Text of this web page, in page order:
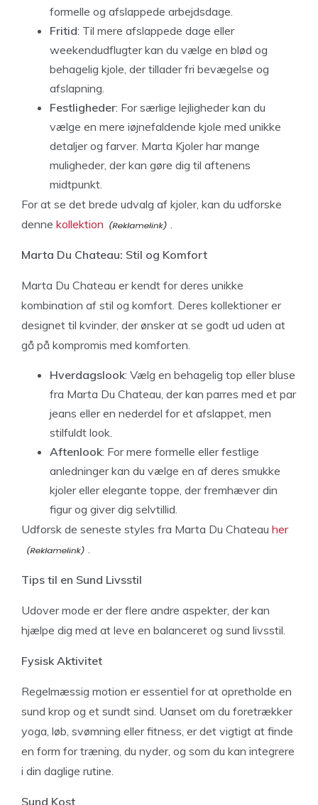
formelle og afslappede arbejdsdage.
Fritid: Til mere afslappede dage eller
weekendudflugter kan du vælge en blød og
behagelig kjole, der tillader fri bevægelse og
afslapning.
Festligheder: For særlige lejligheder kan du
vælge en mere iøjnefaldende kjole med unikke
detaljer og farver. Marta Kjoler har mange
muligheder, der kan gøre dig til aftenens
midtpunkt.
For at se det brede udvalg af kjoler, kan du udforske
denne kollektion .
Marta Du Chateau: Stil og Komfort
Marta Du Chateau er kendt for deres unikke
kombination af stil og komfort. Deres kollektioner er
designet til kvinder, der ønsker at se godt ud uden at
gå på kompromis med komforten.
Hverdagslook: Vælg en behagelig top eller bluse
fra Marta Du Chateau, der kan parres med et par
jeans eller en nederdel for et afslappet, men
stilfuldt look.
Aftenlook: For mere formelle eller festlige
anledninger kan du vælge en af deres smukke
kjoler eller elegante toppe, der fremhæver din
figur og giver dig selvtillid.
Udforsk de seneste styles fra Marta Du Chateau her
.
Tips til en Sund Livsstil
Udover mode er der flere andre aspekter, der kan
hjælpe dig med at leve en balanceret og sund livsstil.
Fysisk Aktivitet
Regelmæssig motion er essentiel for at opretholde en
sund krop og et sundt sind. Uanset om du foretrækker
yoga, løb, svømning eller fitness, er det vigtigt at finde
en form for træning, du nyder, og som du kan integrere
i din daglige rutine.
Sund Kost